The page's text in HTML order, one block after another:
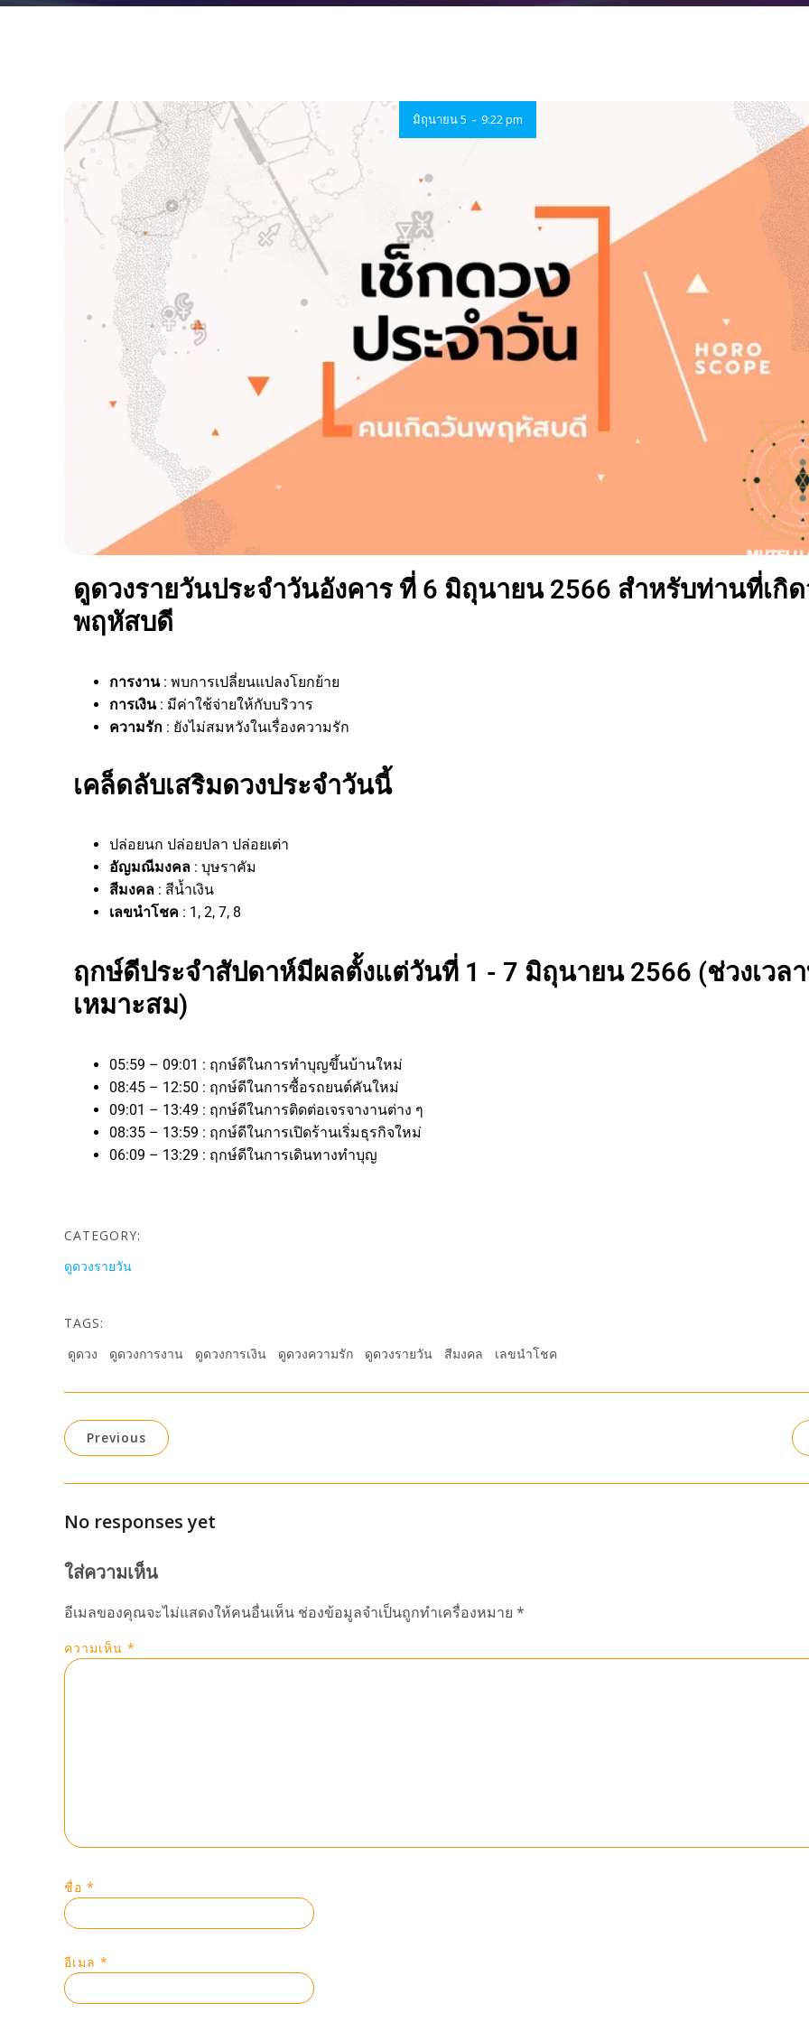
มิถุนายน 5 - 9:22 pm
ดูดวงรายวันประจำวันอังคาร ที่ 6 มิถุนายน 2566 สำหรับท่านที่เกิ
พฤหัสบดี
การงาน : พบการเปลี่ยนแปลงโยกย้าย
การเงิน : มีค่าใช้จ่ายให้กับบริวาร
ความรัก : ยังไม่สมหวังในเรื่องความรัก
เคล็ดลับเสริมดวงประจำวันนี้
ปล่อยนก ปล่อยปลา ปล่อยเต่า
อัญมณีมงคล : บุษราคัม
สีมงคล : สีน้ำเงิน
เลขนำโชค : 1, 2, 7, 8
ฤกษ์ดีประจำสัปดาห์มีผลตั้งแต่วันที่ 1 - 7 มิถุนายน 2566 (ช่วงเวล
เหมาะสม)
05:59 – 09:01 : ฤกษ์ดีในการทำบุญขึ้นบ้านใหม่
08:45 – 12:50 : ฤกษ์ดีในการซื้อรถยนต์คันใหม่
09:01 – 13:49 : ฤกษ์ดีในการติดต่อเจรจางานต่าง ๆ
08:35 – 13:59 : ฤกษ์ดีในการเปิดร้านเริ่มธุรกิจใหม่
06:09 – 13:29 : ฤกษ์ดีในการเดินทางทำบุญ
CATEGORY:
ดูดวงรายวัน
TAGS:
ดูดวง
ดูดวงการงาน ดูดวงการเงิน ดูดวงความรัก ดูดวงรายวัน สีมงคล เลขนำโชค
Previous
No responses yet
ใส่ความเห็น
อีเมลของคุณจะไม่แสดงให้คนอื่นเห็น ช่องข้อมูลจำเป็นถูกทำเครื่องหมาย *
ความเห็น *
ชื่อ *
อีเมล *